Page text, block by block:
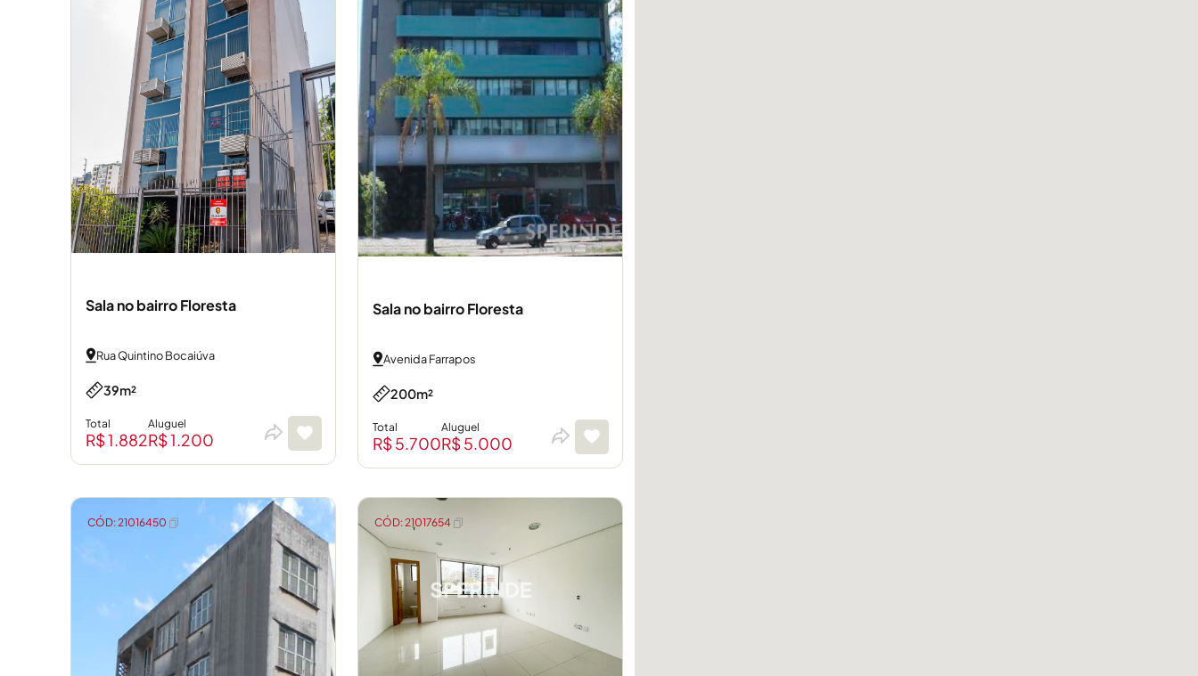
Sala no bairro Floresta
Rua Quintino Bocaiúva
39m²
Total
R$ 1.882
Aluguel
R$ 1.200
Sala no bairro Floresta
Avenida Farrapos
200m²
Total
R$ 5.700
Aluguel
R$ 5.000
CÓD: 21016450 CÓD: 21017654